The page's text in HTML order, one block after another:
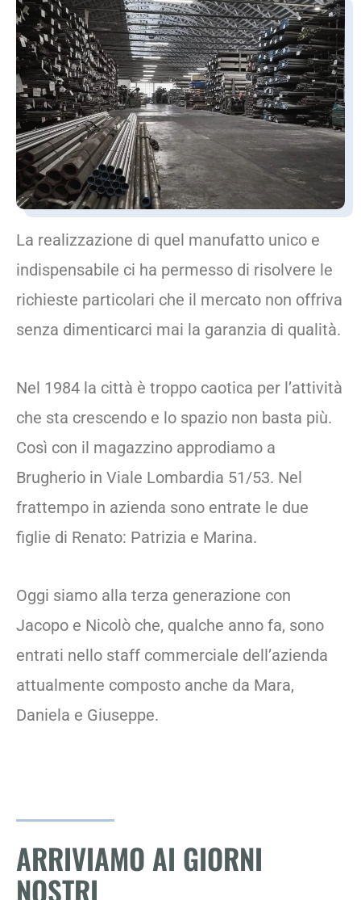
La realizzazione di quel manufatto unico e
indispensabile ci ha permesso di risolvere le
richieste particolari che il mercato non offriva
senza dimenticarci mai la garanzia di qualità.
Nel 1984 la città è troppo caotica per l’attività
che sta crescendo e lo spazio non basta più.
Così con il magazzino approdiamo a
Brugherio in Viale Lombardia 51/53. Nel
frattempo in azienda sono entrate le due
figlie di Renato: Patrizia e Marina.
Oggi siamo alla terza generazione con
Jacopo e Nicolò che, qualche anno fa, sono
entrati nello staff commerciale dell’azienda
attualmente composto anche da Mara,
Daniela e Giuseppe.
ARRIVIAMO AI GIORNI
NOSTRI